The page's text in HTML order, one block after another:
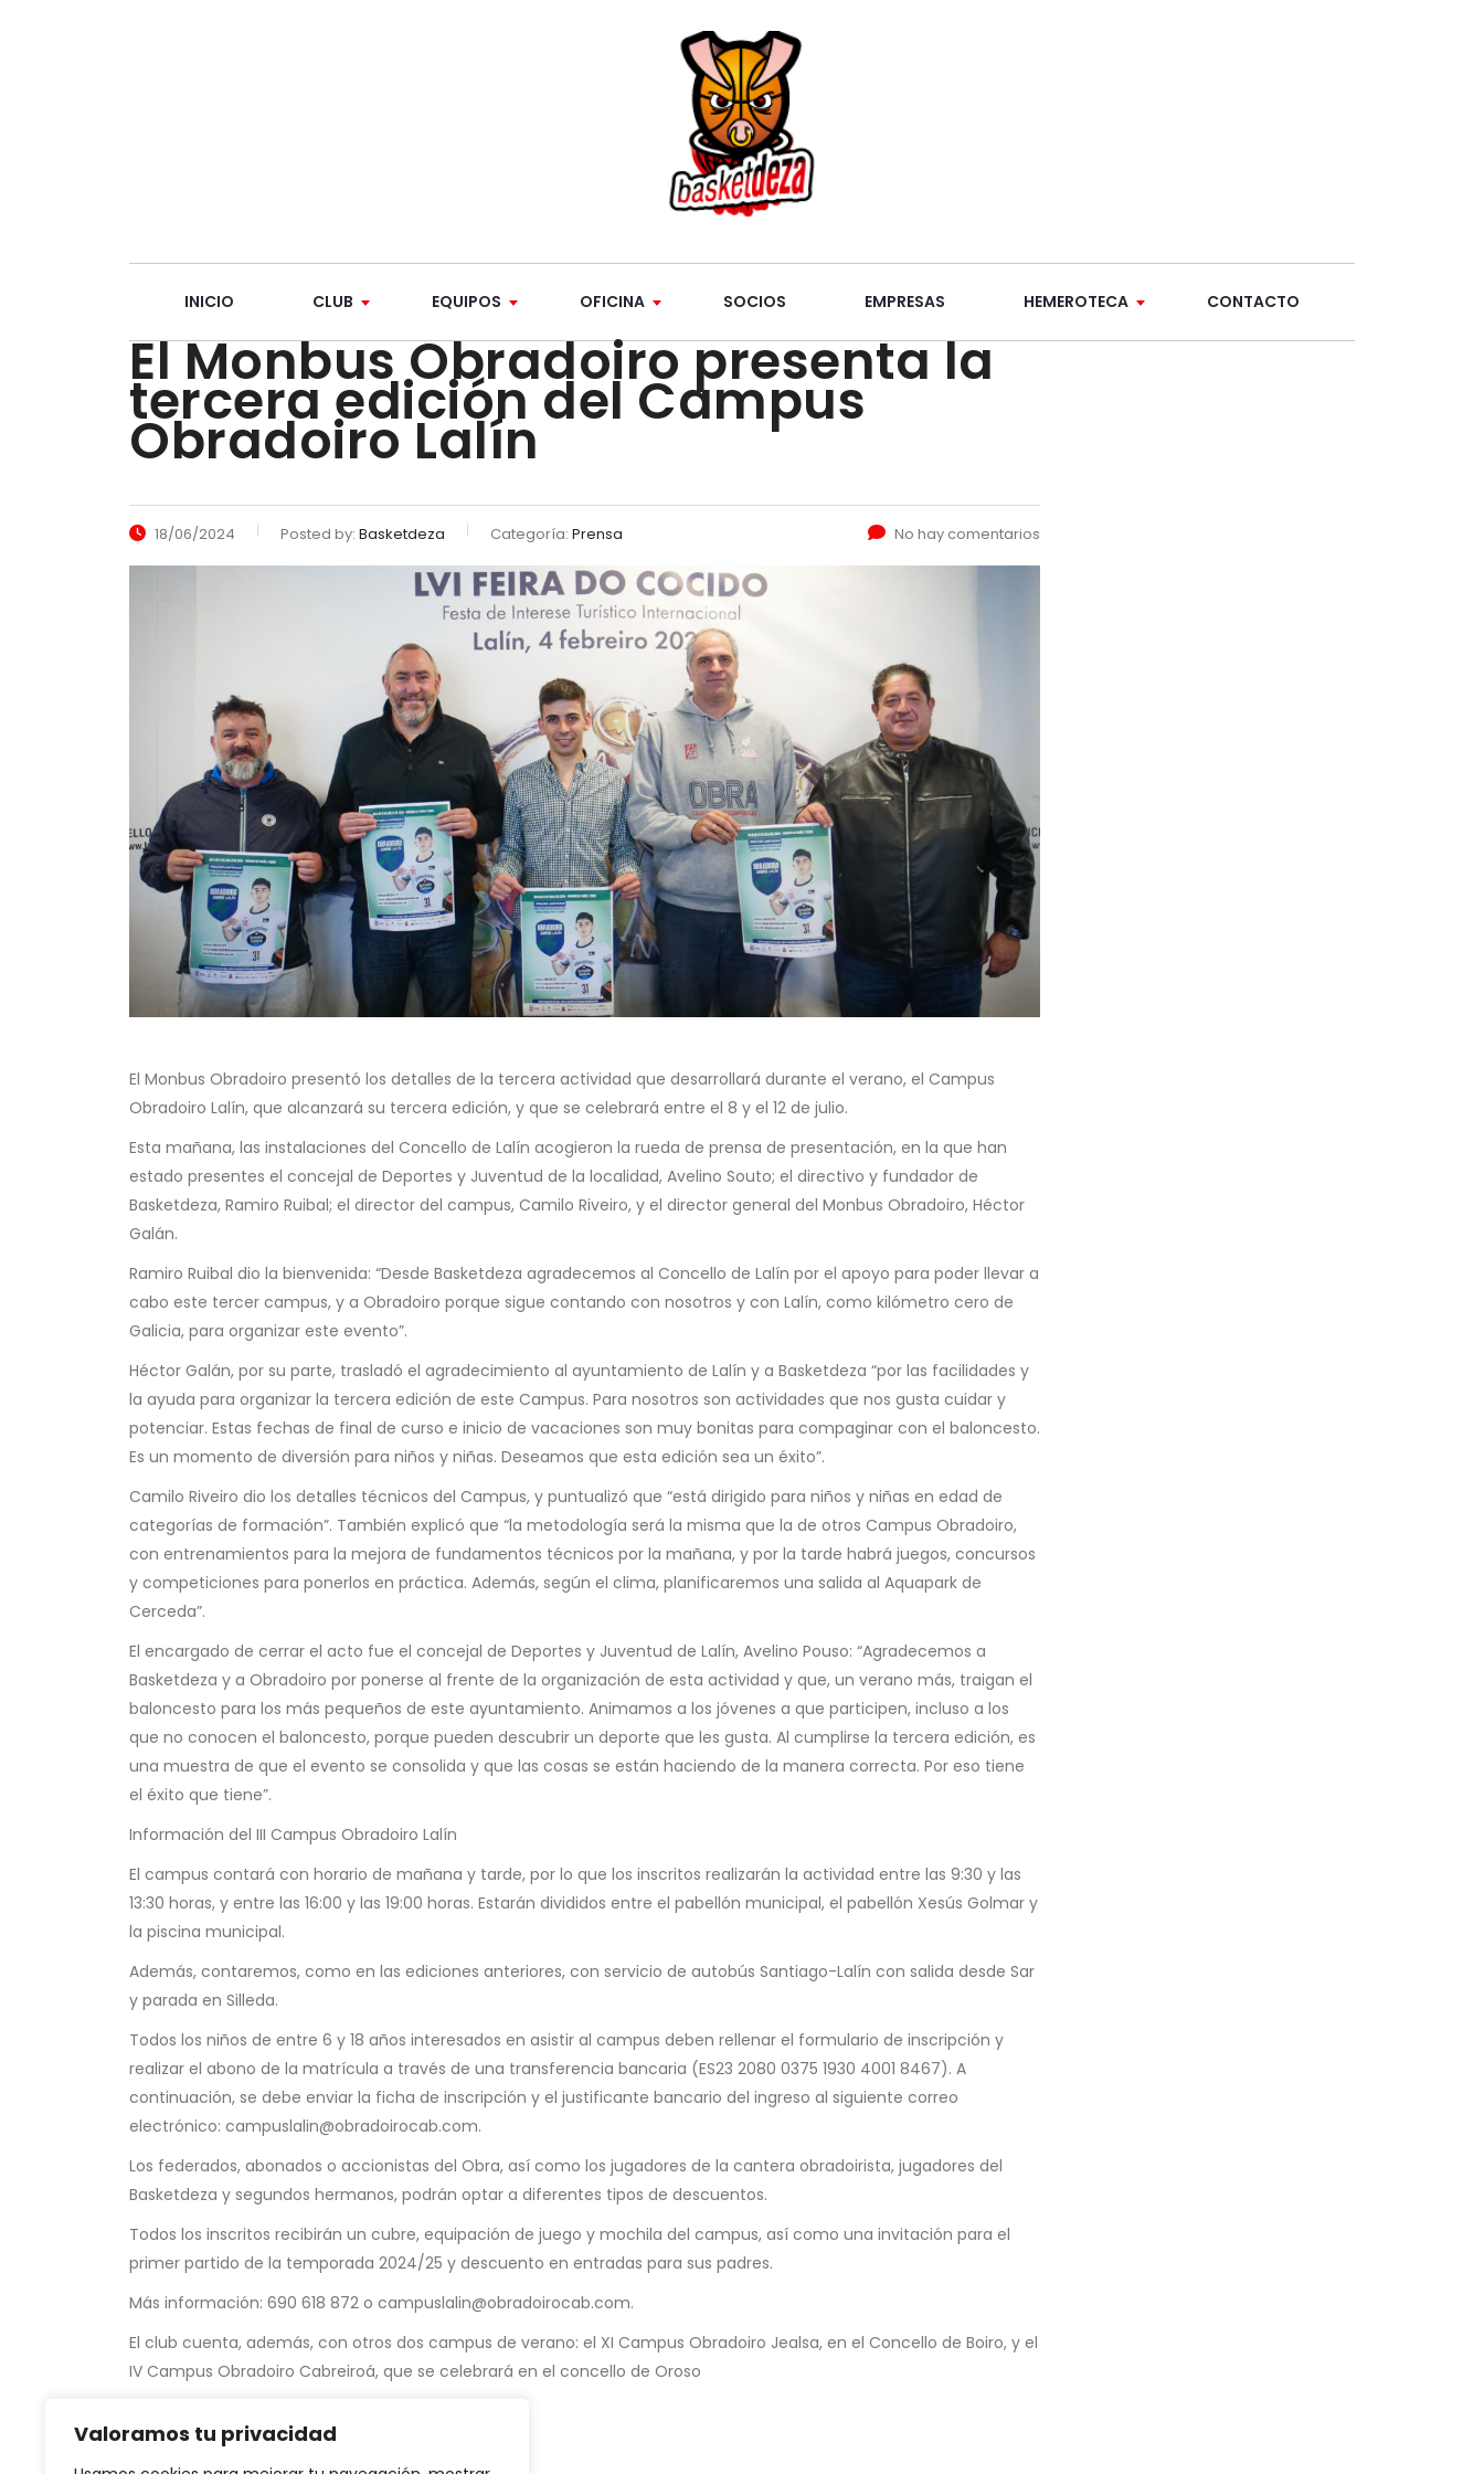
Valoramos tu privacidad
INICIO CLUB EQUIPOS OFICINA SOCIOS EMPRESAS HEMEROTECA CONTACTO
El Monbus Obradoiro presenta la
tercera edición del Campus
Obradoiro Lalín
18/06/2024 Posted by: Basketdeza Categoría: Prensa No hay comentarios
El Monbus Obradoiro presentó los detalles de la tercera actividad que desarrollará durante el verano, el Campus
Obradoiro Lalín, que alcanzará su tercera edición, y que se celebrará entre el 8 y el 12 de julio.
Esta mañana, las instalaciones del Concello de Lalín acogieron la rueda de prensa de presentación, en la que han
estado presentes el concejal de Deportes y Juventud de la localidad, Avelino Souto; el directivo y fundador de
Basketdeza, Ramiro Ruibal; el director del campus, Camilo Riveiro, y el director general del Monbus Obradoiro, Héctor
Galán.
Ramiro Ruibal dio la bienvenida: “Desde Basketdeza agradecemos al Concello de Lalín por el apoyo para poder llevar a
cabo este tercer campus, y a Obradoiro porque sigue contando con nosotros y con Lalín, como kilómetro cero de
Galicia, para organizar este evento”.
Héctor Galán, por su parte, trasladó el agradecimiento al ayuntamiento de Lalín y a Basketdeza “por las facilidades y
la ayuda para organizar la tercera edición de este Campus. Para nosotros son actividades que nos gusta cuidar y
potenciar. Estas fechas de final de curso e inicio de vacaciones son muy bonitas para compaginar con el baloncesto.
Es un momento de diversión para niños y niñas. Deseamos que esta edición sea un éxito”.
Camilo Riveiro dio los detalles técnicos del Campus, y puntualizó que “está dirigido para niños y niñas en edad de
categorías de formación”. También explicó que “la metodología será la misma que la de otros Campus Obradoiro,
con entrenamientos para la mejora de fundamentos técnicos por la mañana, y por la tarde habrá juegos, concursos
y competiciones para ponerlos en práctica. Además, según el clima, planificaremos una salida al Aquapark de
Cerceda”.
El encargado de cerrar el acto fue el concejal de Deportes y Juventud de Lalín, Avelino Pouso: “Agradecemos a
Basketdeza y a Obradoiro por ponerse al frente de la organización de esta actividad y que, un verano más, traigan el
baloncesto para los más pequeños de este ayuntamiento. Animamos a los jóvenes a que participen, incluso a los
que no conocen el baloncesto, porque pueden descubrir un deporte que les gusta. Al cumplirse la tercera edición, es
una muestra de que el evento se consolida y que las cosas se están haciendo de la manera correcta. Por eso tiene
el éxito que tiene”.
Información del III Campus Obradoiro Lalín
El campus contará con horario de mañana y tarde, por lo que los inscritos realizarán la actividad entre las 9:30 y las
13:30 horas, y entre las 16:00 y las 19:00 horas. Estarán divididos entre el pabellón municipal, el pabellón Xesús Golmar y
la piscina municipal.
Además, contaremos, como en las ediciones anteriores, con servicio de autobús Santiago-Lalín con salida desde Sar
y parada en Silleda.
Todos los niños de entre 6 y 18 años interesados en asistir al campus deben rellenar el formulario de inscripción y
realizar el abono de la matrícula a través de una transferencia bancaria (ES23 2080 0375 1930 4001 8467). A
continuación, se debe enviar la ficha de inscripción y el justificante bancario del ingreso al siguiente correo
electrónico: campuslalin@obradoirocab.com.
Los federados, abonados o accionistas del Obra, así como los jugadores de la cantera obradoirista, jugadores del
Basketdeza y segundos hermanos, podrán optar a diferentes tipos de descuentos.
Todos los inscritos recibirán un cubre, equipación de juego y mochila del campus, así como una invitación para el
primer partido de la temporada 2024/25 y descuento en entradas para sus padres.
Más información: 690 618 872 o campuslalin@obradoirocab.com.
El club cuenta, además, con otros dos campus de verano: el XI Campus Obradoiro Jealsa, en el Concello de Boiro, y el
IV Campus Obradoiro Cabreiroá, que se celebrará en el concello de Oroso